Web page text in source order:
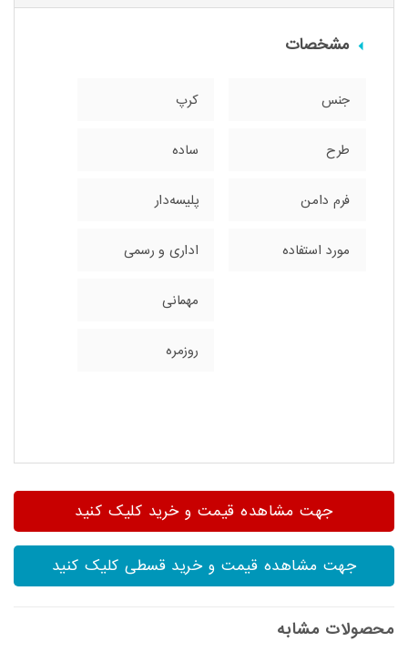
مشخصات
جنس کرپ
طرح ساده
فرم دامن پلیسه‌دار
مورد استفاده اداری و رسمی
مهمانی
روزمره
جهت مشاهده قیمت و خرید کلیک کنید
جهت مشاهده قیمت و خرید قسطی کلیک کنید
محصولات مشابه